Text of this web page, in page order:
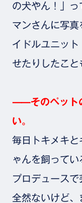
の犬やん！」
マンさんに写
イドルユニッ
せたりしたこと
⸺そのペット
い。
毎日トキメキ
ゃんを飼って
プロデュース
全然ないけど、